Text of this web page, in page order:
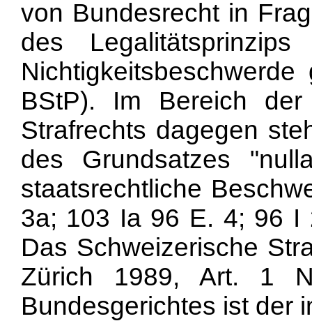
von Bundesrecht in
des
BStP). Im Bereich
Strafrechts dagegen
des Grundsatzes
staatsrechtliche
3a; 103 Ia 96 E. 4; 96 I
Das Schweizerische
Zürich 1989, Art. 1
Bundesgerichtes ist der